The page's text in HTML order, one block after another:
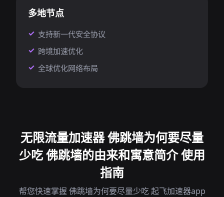
多地节点
支持新一代安全协议
跨境加速优化
全球优化网络布局
无限流量加速器 佛跳墙为何要尽量
少吃 佛跳墙的由来和寓意简介 使用
指南
帮您快速掌握 佛跳墙为何要尽量少吃 起飞加速器app